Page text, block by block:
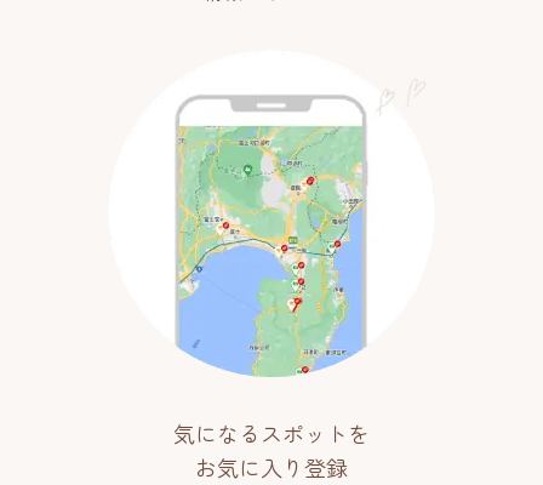
気になるスポットを
お気に入り登録